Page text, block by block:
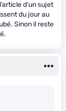
d’un sujet
du jour au
Sinon il reste